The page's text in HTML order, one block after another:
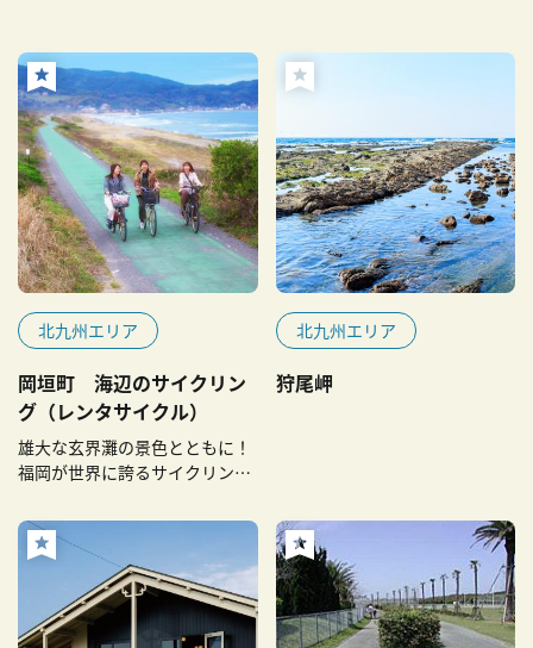
北九州エリア
岡垣町 海辺のサイクリン
グ（レンタサイクル）
雄大な玄界灘の景色とともに！
福岡が世界に誇るサイクリング
北九州エリア
狩尾岬